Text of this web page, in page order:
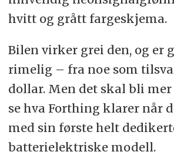
hvitt og grått fargeskjema.
Bilen virker grei den, og er
rimelig – fra noe som
dollar. Men det skal bli mer
se hva Forthing klarer når
med sin første helt
batterielektriske modell.